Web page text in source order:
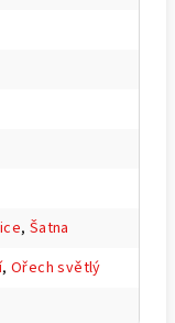
, Šatna
,Ořech světlý